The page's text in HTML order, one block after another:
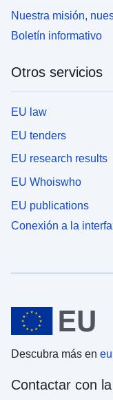
Nuestra misión,
Boletín informativo
Otros servicios
EU law
EU tenders
EU research results
EU Whoiswho
EU publications
Conexión a la
Descubra más en
Contactar con